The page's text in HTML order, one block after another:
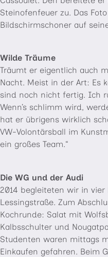
Steinofenfeuer zu. Das
Bildschirmschoner auf
Wilde Träume
Träumt er eigentlich auch
Nacht. Meist in der Art: Es
sind noch nicht fertig. Ich
Wenn’s schlimm wird,
hat er übrigens wirklich
VW-Volontärsball im
ein großes Team.“
Die WG und der Audi
2014 begleiteten wir in vier
Lessingstraße. Zum
Kochrunde: Salat mit
Kalbsschulter und
Studenten waren mittags
Einkaufen gefahren. Beim